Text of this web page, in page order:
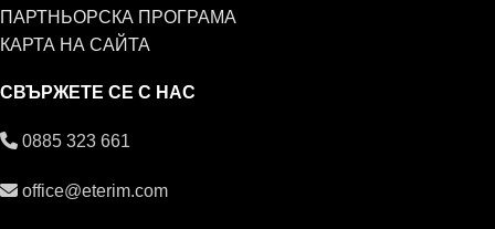
ПАРТНЬОРСКА ПРОГРАМА
КАРТА НА САЙТА
СВЪРЖЕТЕ СЕ С НАС
0885 323 661
office@eterim.com